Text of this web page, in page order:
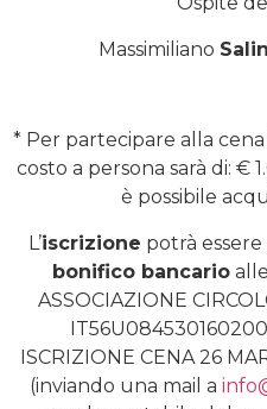
Massimiliano
* Per partecipare alla cena
costo a persona sarà di: €
è possibile
L’iscrizione potrà
bonifico bancario
ASSOCIAZIONE
ISCRIZIONE CENA 26
(inviando una mail a